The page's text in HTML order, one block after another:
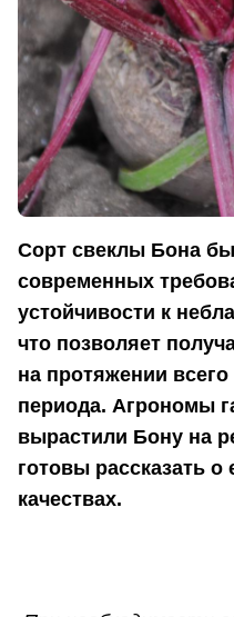
Сорт свеклы Бона
современных
устойчивости к
что позволяет
на протяжении всего
периода. Агрономы
вырастили Бону на
готовы рассказать о
качествах.